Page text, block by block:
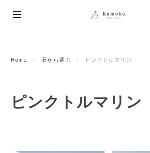
Home 石から選ぶ ピンクトルマリン
ピンクトルマリン